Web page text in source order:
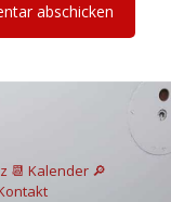
📆 Kalender 🔎